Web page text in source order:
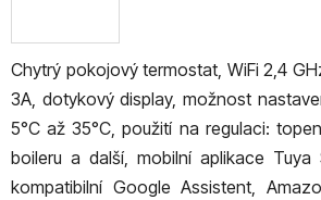
Chytrý pokojový termostat, WiFi 2,4
3A, dotykový display, možnost
5°C až 35°C, použití na regulaci:
boileru a další, mobilní aplikace
kompatibilní Google Assistent,